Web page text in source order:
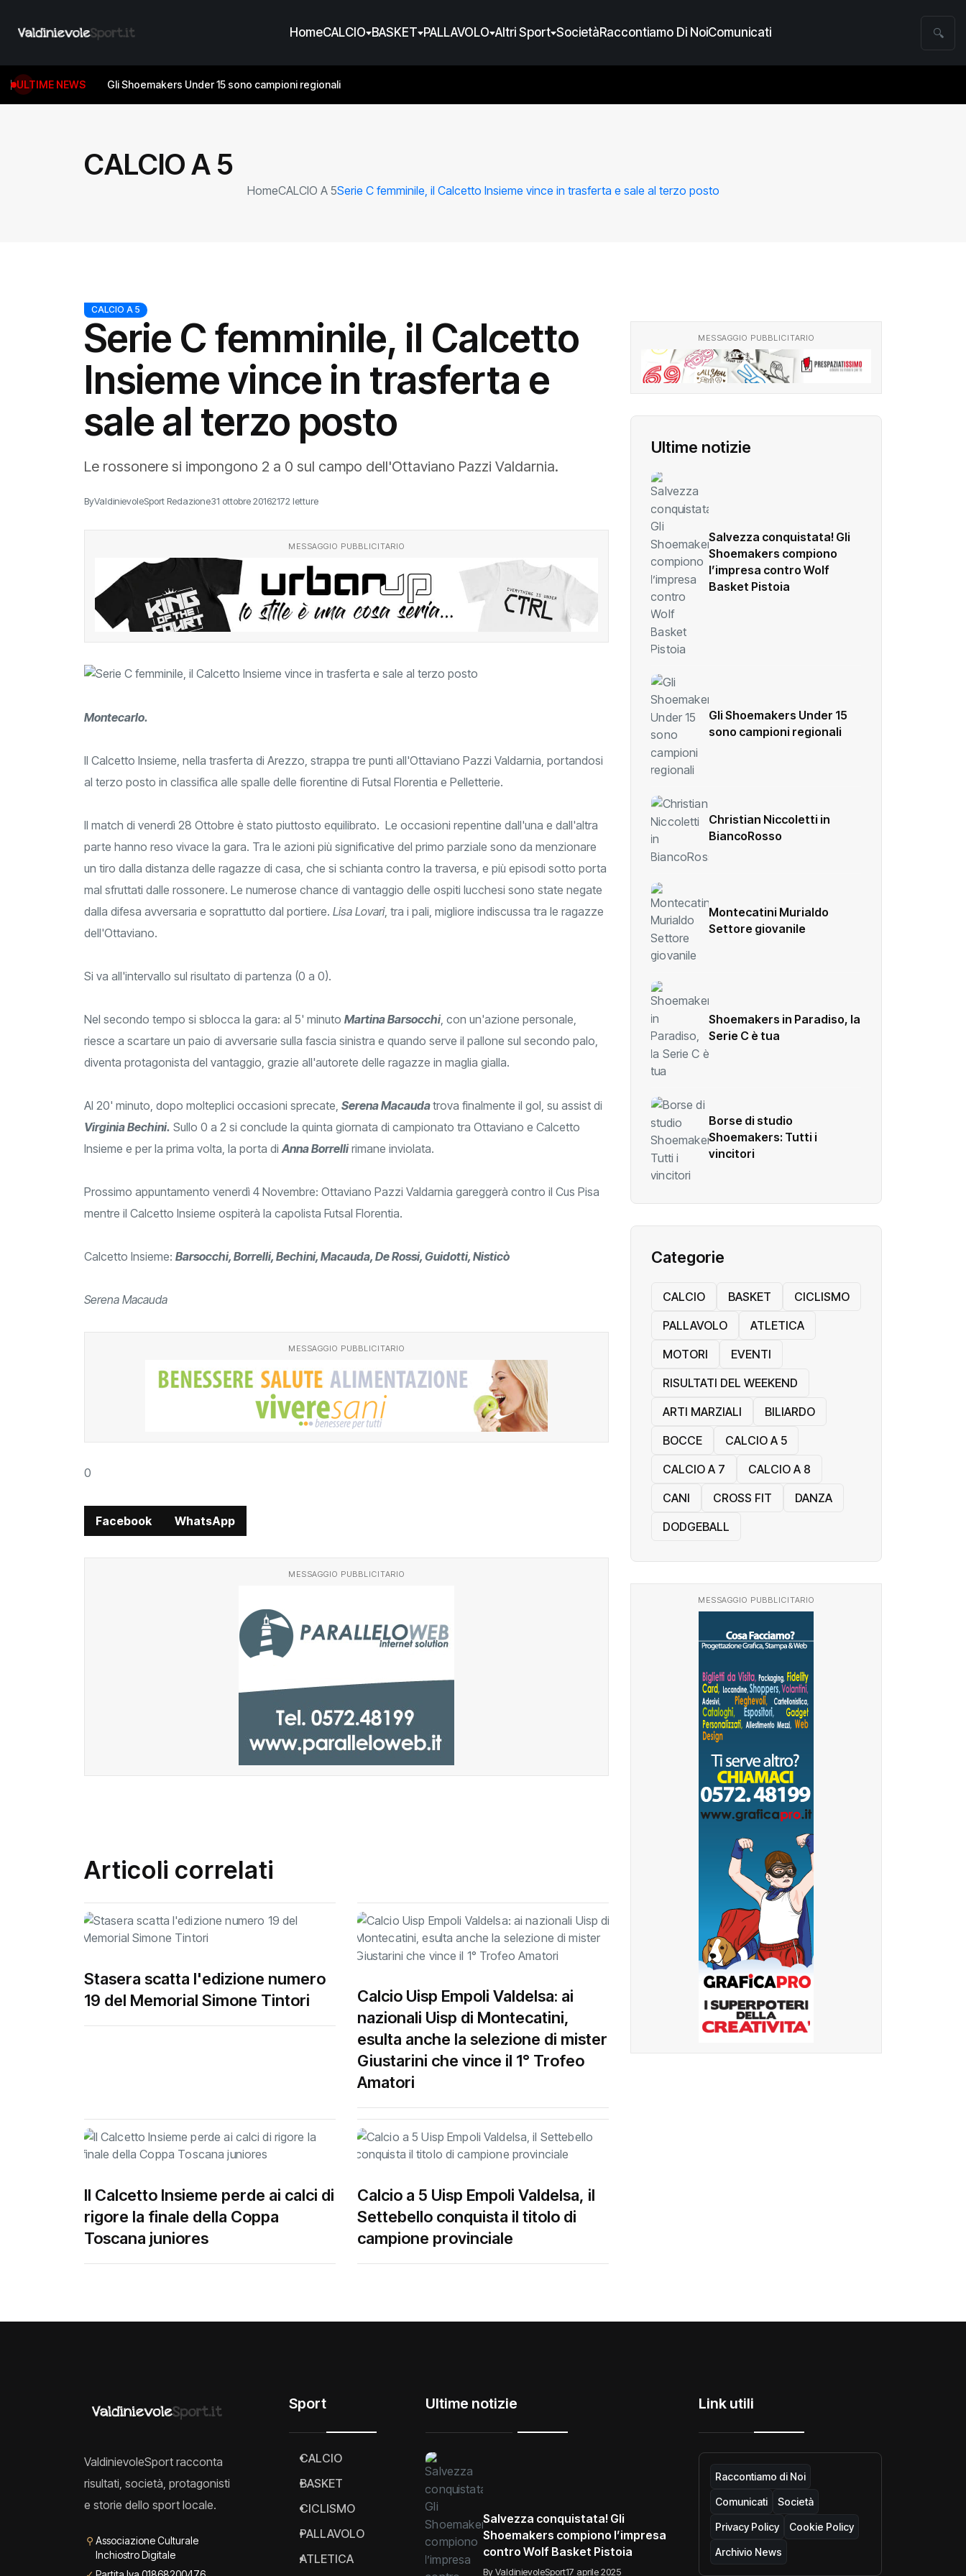
HomeCALCIO BASKET PALLAVOLO Altri Sport SocietàRaccontiamo Di NoiComunicati 🔍
ULTIME NEWS Gli Shoemakers Under 15 sono campioni regionali
CALCIO A 5
HomeCALCIO A 5Serie C femminile, il Calcetto Insieme vince in trasferta e sale al terzo posto
CALCIO A 5
Serie C femminile, il Calcetto
Insieme vince in trasferta e
sale al terzo posto
Le rossonere si impongono 2 a 0 sul campo dell'Ottaviano Pazzi Valdarnia.
ByValdinievoleSport Redazione31 ottobre 20162172 letture
MESSAGGIO PUBBLICITARIO
Montecarlo.
Il Calcetto Insieme, nella trasferta di Arezzo, strappa tre punti all'Ottaviano Pazzi Valdarnia, portandosi
al terzo posto in classifica alle spalle delle fiorentine di Futsal Florentia e Pelletterie.
Il match di venerdì 28 Ottobre è stato piuttosto equilibrato. Le occasioni repentine dall'una e dall'altra
parte hanno reso vivace la gara. Tra le azioni più significative del primo parziale sono da menzionare
un tiro dalla distanza delle ragazze di casa, che si schianta contro la traversa, e più episodi sotto porta
mal sfruttati dalle rossonere. Le numerose chance di vantaggio delle ospiti lucchesi sono state negate
dalla difesa avversaria e soprattutto dal portiere. Lisa Lovari, tra i pali, migliore indiscussa tra le ragazze
dell'Ottaviano.
Si va all'intervallo sul risultato di partenza (0 a 0).
Nel secondo tempo si sblocca la gara: al 5' minuto Martina Barsocchi, con un'azione personale,
riesce a scartare un paio di avversarie sulla fascia sinistra e quando serve il pallone sul secondo palo,
diventa protagonista del vantaggio, grazie all'autorete delle ragazze in maglia gialla.
Al 20' minuto, dopo molteplici occasioni sprecate, Serena Macaudatrova finalmente il gol, su assist di
Virginia Bechini. Sullo 0 a 2 si conclude la quinta giornata di campionato tra Ottaviano e Calcetto
Insieme e per la prima volta, la porta diAnna Borrellirimane inviolata.
Prossimo appuntamento venerdì 4 Novembre: Ottaviano Pazzi Valdarnia gareggerà contro il Cus Pisa
mentre il Calcetto Insieme ospiterà la capolista Futsal Florentia.
Calcetto Insieme: Barsocchi, Borrelli, Bechini, Macauda, De Rossi, Guidotti, Nisticò
Serena Macauda
MESSAGGIO PUBBLICITARIO
0
Facebook WhatsApp
MESSAGGIO PUBBLICITARIO
Articoli correlati
Stasera scatta l'edizione numero
19 del Memorial Simone Tintori
Calcio Uisp Empoli Valdelsa: ai
nazionali Uisp di Montecatini,
esulta anche la selezione di mister
Giustarini che vince il 1° Trofeo
Amatori
Il Calcetto Insieme perde ai calci di
rigore la finale della Coppa
Toscana juniores
Calcio a 5 Uisp Empoli Valdelsa, il
Settebello conquista il titolo di
campione provinciale
MESSAGGIO PUBBLICITARIO
Ultime notizie
Salvezza conquistata! Gli
Shoemakers compiono
l’impresa contro Wolf
Basket Pistoia
Gli Shoemakers Under 15
sono campioni regionali
Christian Niccoletti in
BiancoRosso
Montecatini Murialdo
Settore giovanile
Shoemakers in Paradiso, la
Serie C è tua
Borse di studio
Shoemakers: Tutti i
vincitori
Categorie
CALCIO BASKET
CICLISMO
PALLAVOLO
ATLETICA
MOTORI
EVENTI
RISULTATI DEL WEEKEND
ARTI MARZIALI
BILIARDO
BOCCE
CALCIO A 5
CALCIO A 7
CALCIO A 8
CANI
CROSS FIT
DANZA
DODGEBALL
MESSAGGIO PUBBLICITARIO
ValdinievoleSport racconta
risultati, società, protagonisti
e storie dello sport locale.
⚲ Associazione Culturale
Inchiostro Digitale
Sport
CALCIO
BASKET
CICLISMO
PALLAVOLO
ATLETICA
Ultime notizie
Salvezza conquistata! Gli
Shoemakers compiono l’impresa
contro Wolf Basket Pistoia
By ValdinievoleSport17 aprile 2025
Link utili
Raccontiamo di Noi
Comunicati Società
Privacy Policy Cookie Policy
Archivio News